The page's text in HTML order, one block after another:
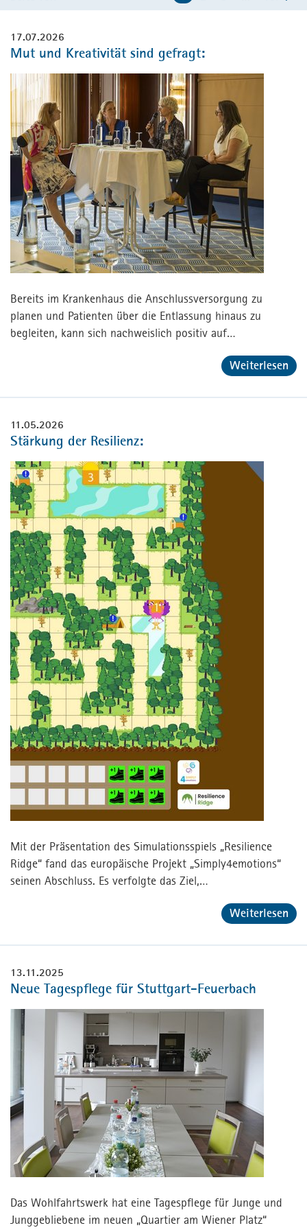
Kontakt
Presse
Fachforum
MPortal
Interner Bereich
17.07.2026
Mut und Kreativität sind gefragt:
Bereits im Krankenhaus die Anschlussversorgung zu
planen und Patienten über die Entlassung hinaus zu
begleiten, kann sich nachweislich positiv auf…
Weiterlesen
11.05.2026
Stärkung der Resilienz:
Mit der Präsentation des Simulationsspiels „Resilience
Ridge“ fand das europäische Projekt „Simply4emotions“
seinen Abschluss. Es verfolgte das Ziel,…
Weiterlesen
13.11.2025
Neue Tagespflege für Stuttgart-Feuerbach
Das Wohlfahrtswerk hat eine Tagespflege für Junge und
Junggebliebene im neuen „Quartier am Wiener Platz“